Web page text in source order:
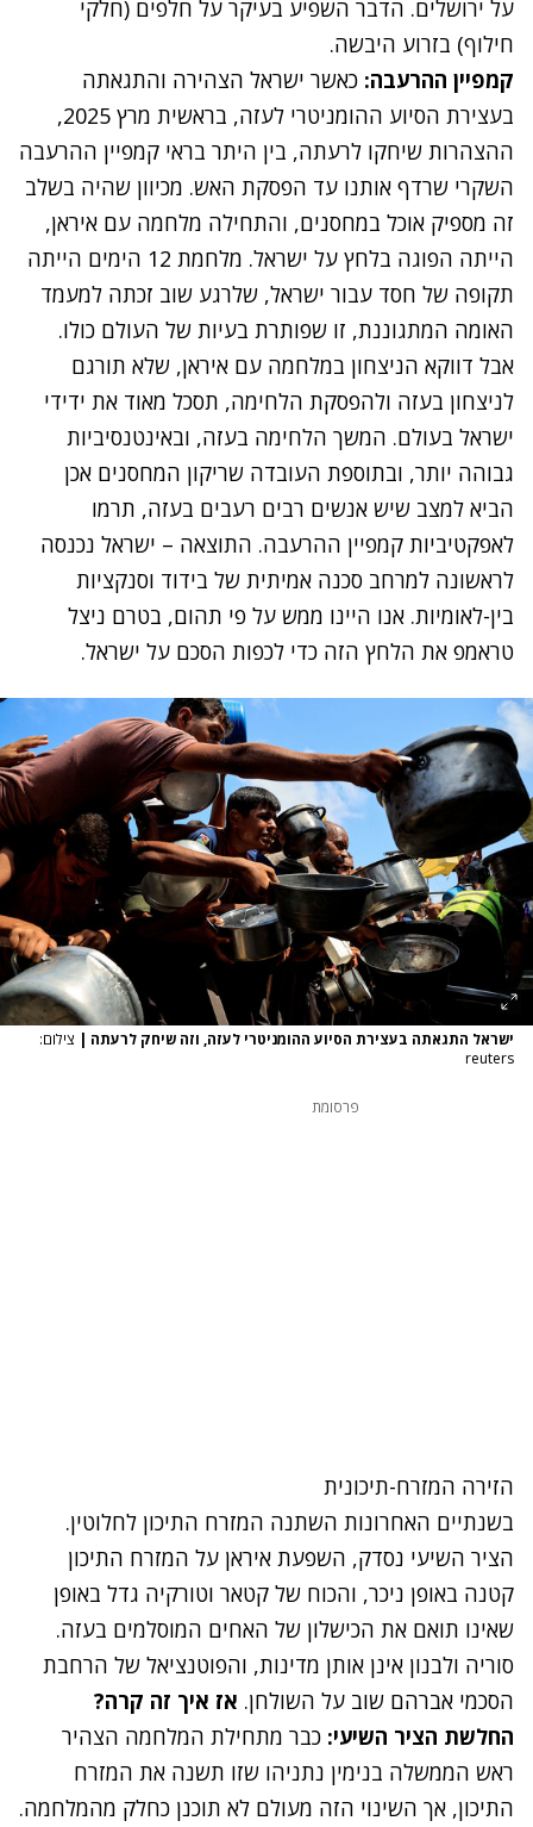
על ירושלים. הדבר השפיע בעיקר על חלפים (חלקי
חילוף) בזרוע היבשה.
קמפיין ההרעבה: כאשר ישראל הצהירה והתגאתה
בעצירת הסיוע ההומניטרי לעזה, בראשית מרץ 2025,
ההצהרות שיחקו לרעתה, בין היתר בראי קמפיין ההרעבה
השקרי שרדף אותנו עד הפסקת האש. מכיוון שהיה בשלב
זה מספיק אוכל במחסנים, והתחילה מלחמה עם איראן,
הייתה הפוגה בלחץ על ישראל. מלחמת 12 הימים הייתה
תקופה של חסד עבור ישראל, שלרגע שוב זכתה למעמד
האומה המתגוננת, זו שפותרת בעיות של העולם כולו.
אבל דווקא הניצחון במלחמה עם איראן, שלא תורגם
לניצחון בעזה ולהפסקת הלחימה, תסכל מאוד את ידידי
ישראל בעולם. המשך הלחימה בעזה, ובאינטנסיביות
גבוהה יותר, ובתוספת העובדה שריקון המחסנים אכן
הביא למצב שיש אנשים רבים רעבים בעזה, תרמו
לאפקטיביות קמפיין ההרעבה. התוצאה – ישראל נכנסה
לראשונה למרחב סכנה אמיתית של בידוד וסנקציות
בין-לאומיות. אנו היינו ממש על פי תהום, בטרם ניצל
טראמפ את הלחץ הזה כדי לכפות הסכם על ישראל.
ישראל התגאתה בעצירת הסיוע ההומניטרי לעזה, וזה שיחק לרעתה | צילום:
reuters
פרסומת
הזירה המזרח-תיכונית
בשנתיים האחרונות השתנה המזרח התיכון לחלוטין.
הציר השיעי נסדק, השפעת איראן על המזרח התיכון
קטנה באופן ניכר, והכוח של קטאר וטורקיה גדל באופן
שאינו תואם את הכישלון של האחים המוסלמים בעזה.
סוריה ולבנון אינן אותן מדינות, והפוטנציאל של הרחבת
הסכמי אברהם שוב על השולחן. אז איך זה קרה?
החלשת הציר השיעי: כבר מתחילת המלחמה הצהיר
ראש הממשלה בנימין נתניהו שזו תשנה את המזרח
התיכון, אך השינוי הזה מעולם לא תוכנן כחלק מהמלחמה.